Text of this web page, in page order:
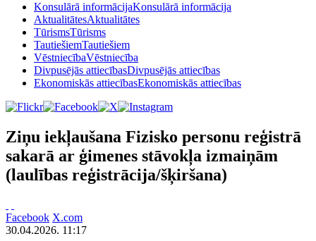
Konsulārā informācijaKonsulārā informācija
AktualitātesAktualitātes
TūrismsTūrisms
TautiešiemTautiešiem
VēstniecībaVēstniecība
Divpusējās attiecībasDivpusējās attiecības
Ekonomiskās attiecībasEkonomiskās attiecības
Ziņu iekļaušana Fizisko personu reģistrā
sakarā ar ģimenes stāvokļa izmaiņām
(laulības reģistrācija/šķiršana)
Facebook X.com
30.04.2026. 11:17